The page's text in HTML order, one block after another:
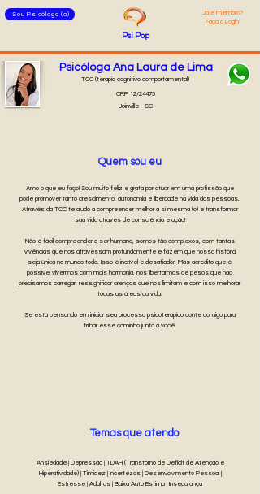
PsiPop
Sou Psicólogo (a) Já é membro?
Faça o Login
Psicóloga Ana Laura de Lima
CRP 12/24475
Joinville - SC
TCC (terapia cognitivo comportamental)
Quem sou eu
Amo o que eu faço! Sou muito feliz e grata por atuar em uma profissão que
pode promover tanto crescimento, autonomia e liberdade na vida das pessoas.
Através da TCC te ajudo a compreender melhor a si mesma (o) e transformar
sua vida através de consciência e ação!
Não é fácil compreender o ser humano, somos tão complexos, com tantas
vivências que nos atravessam profundamente e fazem que nossa história
seja única no mundo todo. Isso é incrível e desafiador. Mas acredito que é
possível vivermos com mais harmonia, nos libertarmos de pesos que não
precisamos carregar, ressignificar crenças que nos limitam e com isso melhorar
todas as áreas da vida.
Se está pensando em iniciar seu processo psicoterápico conte comigo para
trilhar esse caminho junto a você!
Temas que atendo
Ansiedade | Depressão | TDAH (Transtorno de Déficit de Atenção e
Hiperatividade) | Timidez | Incertezas | Desenvolvimento Pessoal |
Estresse | Adultos | Baixa Auto Estima | Insegurança